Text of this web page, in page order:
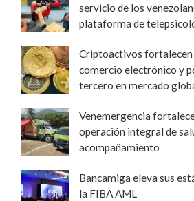
servicio de los
plataforma de
Criptoactivos fortalecen
comercio electrónico y
tercero en mercado
Venemergencia
operación integral de
acompañamiento
Bancamiga eleva sus
la FIBA AML